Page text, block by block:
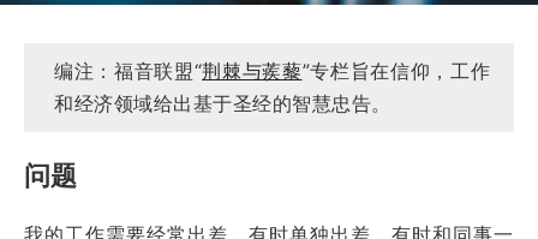
编注：福音联盟“荆棘与蒺藜”专栏旨在信仰，工作
和经济领域给出基于圣经的智慧忠告。
问题
我的工作需要经常出差，有时单独出差，有时和同事一